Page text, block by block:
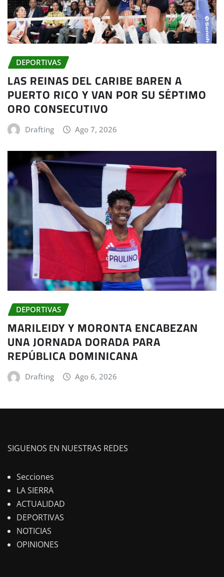
DEPORTIVAS
LAS REINAS DEL CARIBE BAREN A
PUERTO RICO Y VAN POR SU SÉPTIMO
ORO CONSECUTIVO
Drafting Ago 7, 2026
DEPORTIVAS
MARILEIDY Y MORONTA ENCABEZAN
UNA JORNADA DORADA PARA
REPÚBLICA DOMINICANA
Drafting Ago 6, 2026
SIGUENOS EN NUESTRAS REDES
Secciones
LA SIERRA
ACTUALIDAD
DEPORTIVAS
NOTICIAS
OPINIONES